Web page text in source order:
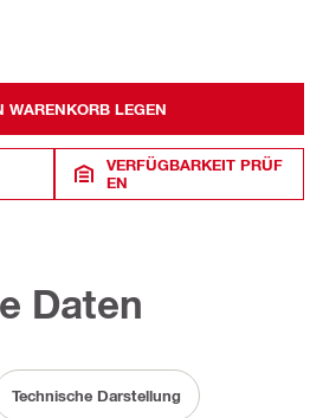
WARENKORB LEGEN
VERFÜGBARKEIT PRÜF
EN
Daten
Technische Darstellung